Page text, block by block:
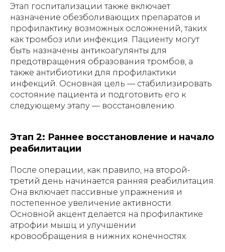
Этап госпитализации также включает
назначение обезболивающих препаратов и
профилактику возможных осложнений, таких
как тромбоз или инфекция. Пациенту могут
быть назначены антикоагулянты для
предотвращения образования тромбов, а
также антибиотики для профилактики
инфекций. Основная цель — стабилизировать
состояние пациента и подготовить его к
следующему этапу — восстановлению.
Этап 2: Раннее восстановление и начало
реабилитации
После операции, как правило, на второй-
третий день начинается ранняя реабилитация.
Она включает пассивные упражнения и
постепенное увеличение активности.
Основной акцент делается на профилактике
атрофии мышц и улучшении
кровообращения в нижних конечностях.